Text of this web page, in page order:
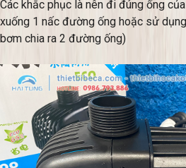
Các khắc phục là nên đi đúng ống
xuống 1 nấc đường ống hoặc sử
bơm chia ra 2 đường ống)